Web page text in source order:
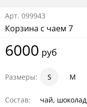
Арт. 099943
Корзина с чаем 7
6000 руб
Размеры: S
1 M
1.5
Состав: чай, шоколад